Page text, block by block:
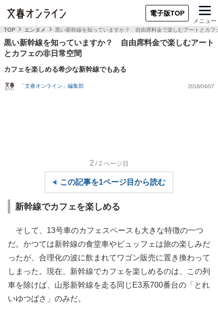
電子版TOP
メニュー
TOP エンタメ 黒い新幹線を知っていますか？ 自由席料金で楽しむアートとカフ
黒い新幹線を知っていますか？ 自由席料金で楽しむアート
とカフェの非日常空間
カフェを楽しめる希少な新幹線でもある
「文春オンライン」編集部 2018/04/07
2 /2 ページ目
この記事を1ページ目から読む
新幹線でカフェを楽しめる
そして、13号車のカフェスペースも大きな特徴の一つ
だ。かつては新幹線の食堂車やビュッフェは旅の楽しみだ
ったが、合理化の波に飲まれてワゴン販売に置き換わって
しまった。現在、新幹線でカフェを楽しめるのは、この列
車を除けば、山形新幹線を走る同じE3系700番台の「とれ
いゆつばさ」のみだ。